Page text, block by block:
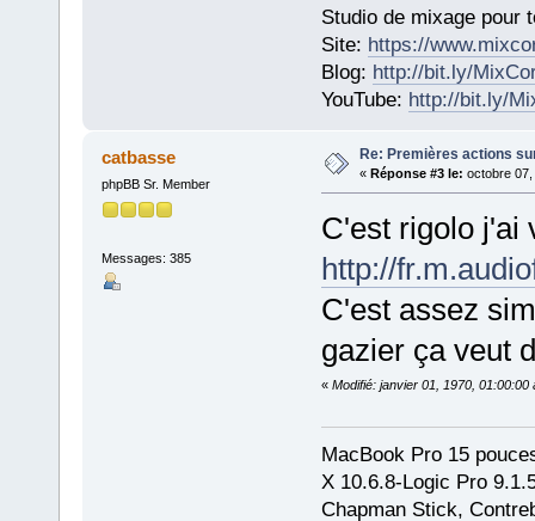
Studio de mixage pour
Site: https://
Blog: http://bit.ly/
YouTube: http://bit.ly/
catbasse
phpBB Sr. Member
Messages: 385
Re: Premières actions
« Réponse #3 le: octobre
C'est rigolo j'ai
http://
C'est assez
gazier ça veut
« Modifié: janvier 01, 1970, 01:00:00
MacBook Pro 15
X 10.6.8-Logic Pro
Chapman Stick,